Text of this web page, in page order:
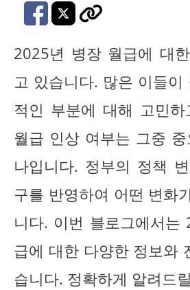
2025년 병장 월급에 대
고 있습니다. 많은 이들이
적인 부분에 대해 고민
월급 인상 여부는 그중
나입니다. 정부의 정책
구를 반영하여 어떤 변화
니다. 이번 블로그에서는
급에 대한 다양한 정보와
습니다. 정확하게 알려드